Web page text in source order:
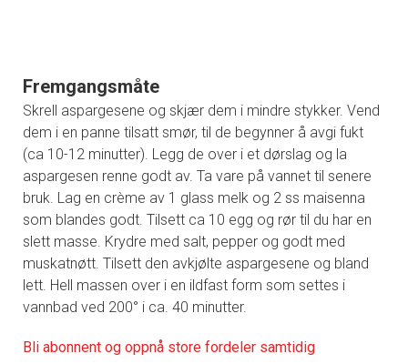
Fremgangsmåte
Skrell aspargesene og skjær dem i mindre stykker. Vend
dem i en panne tilsatt smør, til de begynner å avgi fukt
(ca 10-12 minutter). Legg de over i et dørslag og la
aspargesen renne godt av. Ta vare på vannet til senere
bruk. Lag en crème av 1 glass melk og 2 ss maisenna
som blandes godt. Tilsett ca 10 egg og rør til du har en
slett masse. Krydre med salt, pepper og godt med
muskatnøtt. Tilsett den avkjølte aspargesene og bland
lett. Hell massen over i en ildfast form som settes i
vannbad ved 200° i ca. 40 minutter.
Bli abonnent og oppnå store fordeler samtidig